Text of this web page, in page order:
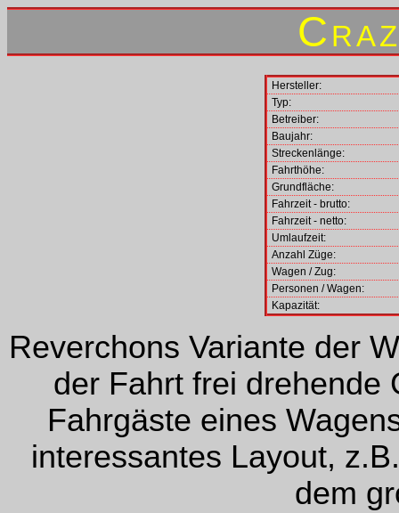
Hersteller:
Typ:
Betreiber:
Baujahr:
Streckenlänge:
Fahrthöhe:
Grundfläche:
Fahrzeit - brutto:
Fahrzeit - netto:
Umlaufzeit:
Anzahl Züge:
Wagen / Zug:
Personen / Wagen:
Kapazität:
Reverchons Variante der
der Fahrt frei drehende
Fahrgäste eines
interessantes Layout,
dem